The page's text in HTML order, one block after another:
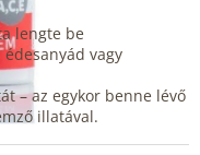
lengte be
vagy
– az egykor benne lévő
illatával.